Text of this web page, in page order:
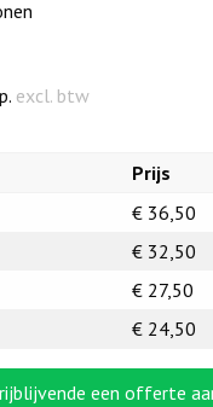
excl. btw
Prijs
€ 36,50
€ 32,50
€ 27,50
€ 24,50
een offerte